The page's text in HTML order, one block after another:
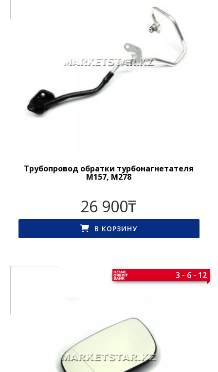
Трубопровод обратки турбонагнетателя
M157, M278
26 900₸
В КОРЗИНУ
3 - 6 - 12